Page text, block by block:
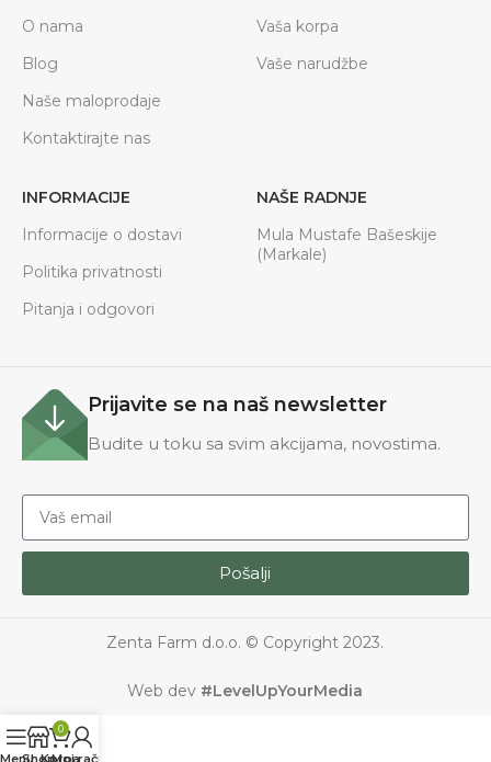
O nama
Blog
Naše maloprodaje
Kontaktirajte nas
Vaša korpa
Vaše narudžbe
INFORMACIJE
Informacije o dostavi
Politika privatnosti
Pitanja i odgovori
NAŠE RADNJE
Mula Mustafe Bašeskije
(Markale)
Prijavite se na naš newsletter
Budite u toku sa svim akcijama, novostima.
Pošalji
Zenta Farm d.o.o. © Copyright 2023.
Web dev #LevelUpYourMedia
MenuShop
0
Korpa
Moj račun